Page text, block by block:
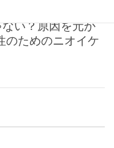
い？原因を元か
のためのニオイケ